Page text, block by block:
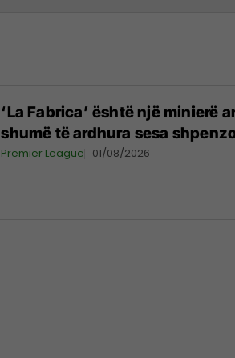
‘La Fabrica’ është një minierë
shumë të ardhura sesa
Premier League 01/08/2026